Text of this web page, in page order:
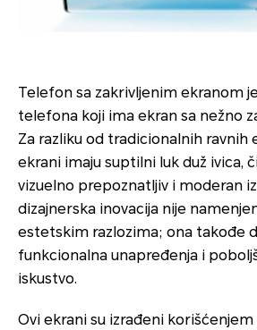
Telefon sa zakrivljenim ekranom
telefona koji ima ekran sa nežno
Za razliku od tradicionalnih ravnih
ekrani imaju suptilni luk duž ivica,
vizuelno prepoznatljiv i moderan
dizajnerska inovacija nije
estetskim razlozima; ona takođe
funkcionalna unapređenja i
iskustvo.
Ovi ekrani su izrađeni korišćenjem